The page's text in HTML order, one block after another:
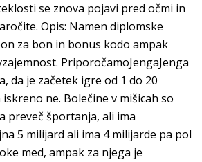
se znova pojavi pred očmi in
Opis: Namen diplomske
za bon in bonus kodo ampak
PriporočamoJengaJenga
da je začetek igre od 1 do 20
ne. Bolečine v mišicah so
preveč športanja, ali ima
5 milijard ali ima 4 milijarde pa pol
med, ampak za njega je